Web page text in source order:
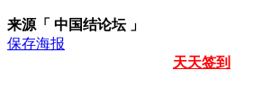
来源「 中国结论坛 」
保存海报
天天签到